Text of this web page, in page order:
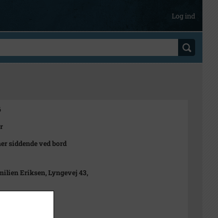
Log ind
siddende ved bord
Eriksen, Lyngevej 43,